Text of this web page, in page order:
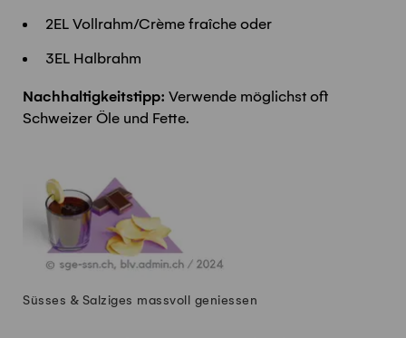
2EL Vollrahm/Crème fraîche oder
3EL Halbrahm
Nachhaltigkeitstipp: Verwende möglichst oft
Schweizer Öle und Fette.
Süsses & Salziges massvoll geniessen